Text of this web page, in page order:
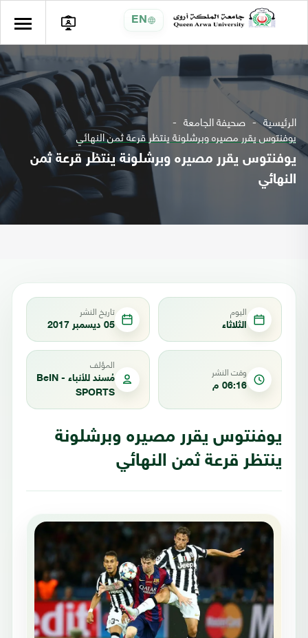
EN
الرئيسية صحيفة الجامعة
يوفنتوس يقرر مصيره وبرشلونة ينتظر قرعة ثمن النهائي
يوفنتوس يقرر مصيره وبرشلونة ينتظر قرعة ثمن
النهائي
اليوم
الثلاثاء
تاريخ النشر
05 ديسمبر 2017
وقت النشر
06:16 م
المؤلف
مُسند للأنباء - BeIN
SPORTS
يوفنتوس يقرر مصيره وبرشلونة
ينتظر قرعة ثمن النهائي